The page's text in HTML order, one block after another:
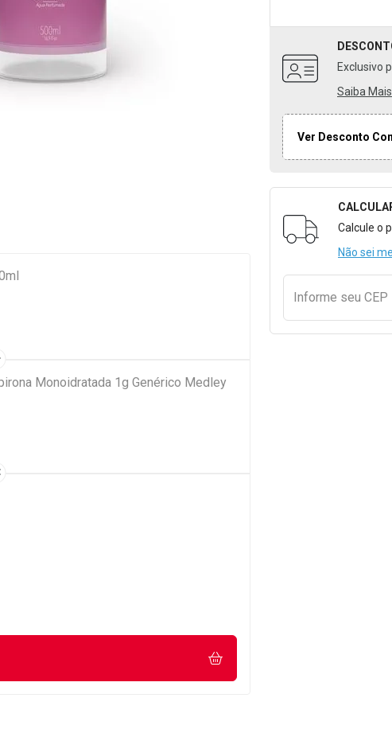
Exclusivo
Saiba Mais
Ver Desconto
Formulário
Calcule o
Não sei
Informe seu CEP
Monoidratada 1g Genérico Medley